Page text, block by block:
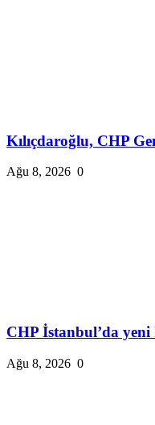
Kılıçdaroğlu, CHP
Ağu 8, 2026 0
CHP İstanbul’da yeni
Ağu 8, 2026 0